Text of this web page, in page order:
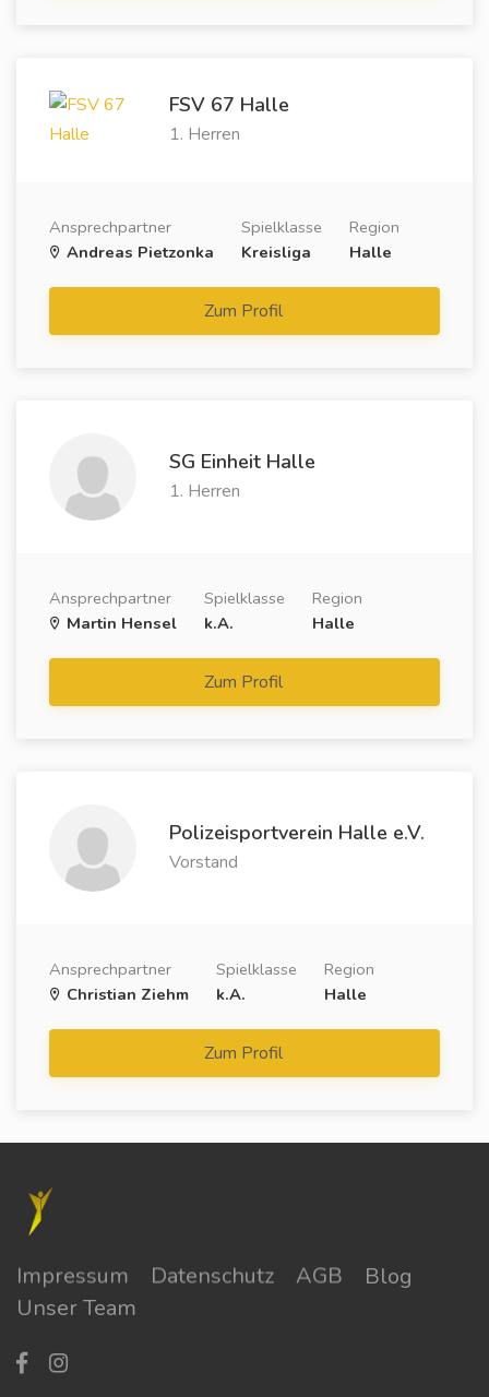
FSV 67 Halle
1. Herren
Ansprechpartner
Andreas Pietzonka
Spielklasse
Kreisliga
Region
Halle
Zum Profil
SG Einheit Halle
1. Herren
Ansprechpartner
Martin Hensel
Spielklasse
k.A.
Region
Halle
Zum Profil
Polizeisportverein Halle e.V.
Vorstand
Ansprechpartner
Christian Ziehm
Spielklasse
k.A.
Region
Halle
Zum Profil
Impressum Datenschutz AGB
Blog
Unser Team